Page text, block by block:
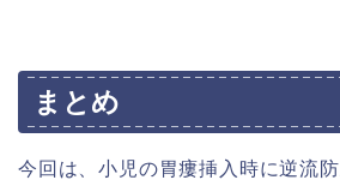
まとめ
今回は、小児の胃瘻挿入時に逆流